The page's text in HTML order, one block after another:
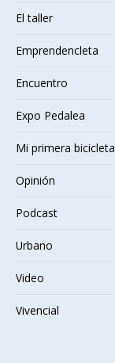
El taller
Emprendencleta
Encuentro
Expo Pedalea
Mi primera bicicleta
Opinión
Podcast
Urbano
Video
Vivencial